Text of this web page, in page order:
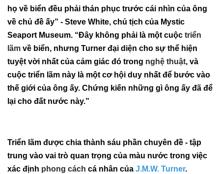
họ về biển đều phải thán phục trước cái nhìn của ông
về chủ đề ấy” - Steve White, chủ tịch của Mystic
Seaport Museum. “Đây không phải là một cuộc triển
lãm về biển, nhưng Turner đại diện cho sự thể hiện
tuyệt vời nhất của cảm giác đó trong nghệ thuật, và
cuộc triển lãm này là một cơ hội duy nhất để bước vào
thế giới của ông ấy. Chứng kiến những gì ông ấy đã để
lại cho đất nước này.”
Triển lãm được chia thành sáu phần chuyên đề - tập
trung vào vai trò quan trọng của màu nước trong việc
xác định phong cách cá nhân của J.M.W. Turner.